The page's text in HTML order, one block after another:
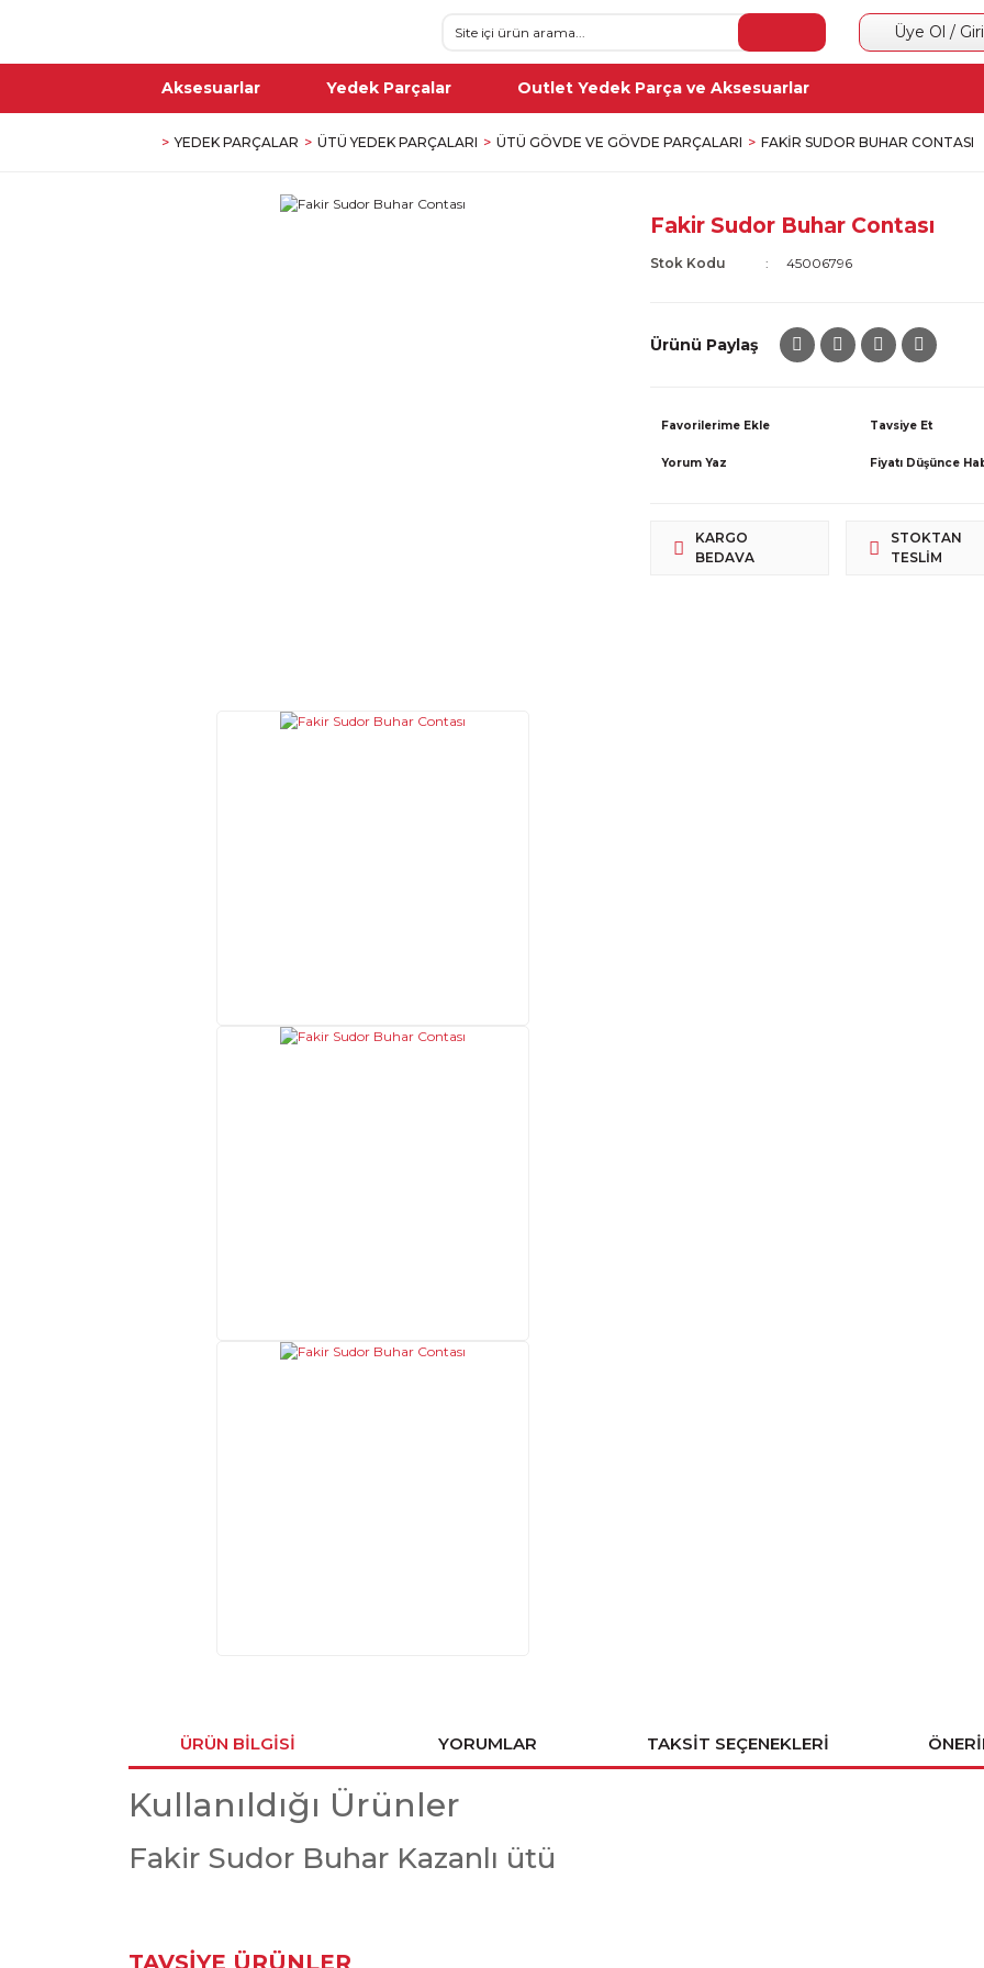
Üye Ol /
Aksesuarlar Yedek Parçalar Outlet Yedek Parça ve Aksesuarlar
YEDEK PARÇALAR ÜTÜ YEDEK PARÇALARI ÜTÜ GÖVDE VE GÖVDE PARÇALARI FAKIR SUDOR BUHAR CONTASI
Fakir Sudor Buhar Contası
Stok Kodu 45006796
Ürünü Paylaş
Tavsiye Et
Yorum Yaz Fiyatı Düşünce
KARGO
BEDAVA
STOKTAN
TESLIM
ÜRÜN BILGISI YORUMLAR TAKSIT SEÇENEKLERI
Kullanıldığı Ürünler
Fakir Sudor Buhar Kazanlı ütü
TAVSİYE ÜRÜNLER